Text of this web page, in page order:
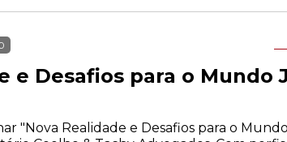
e Desafios para o Mundo
"Nova Realidade e Desafios para o